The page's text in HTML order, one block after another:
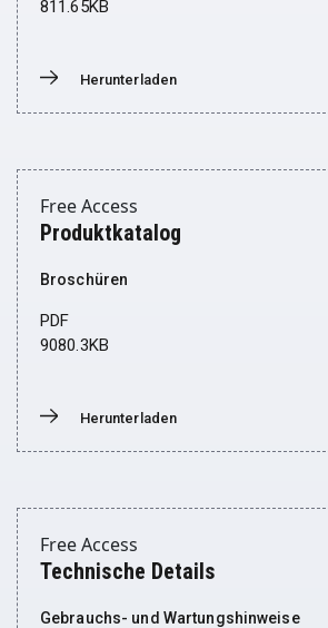
811.65KB
Herunterladen
Free Access
Produktkatalog
Broschüren
PDF
9080.3KB
Herunterladen
Free Access
Technische Details
Gebrauchs- und Wartungshinweise